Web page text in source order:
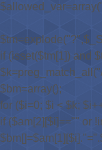
if (isset($tm[1]) and
$bm=array();
for ($i=0; $i < $k;
if ($am[2][$i]=="" or